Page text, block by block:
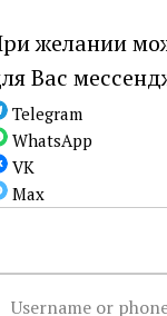
желании
Вас
Telegram
WhatsApp
VK
Max